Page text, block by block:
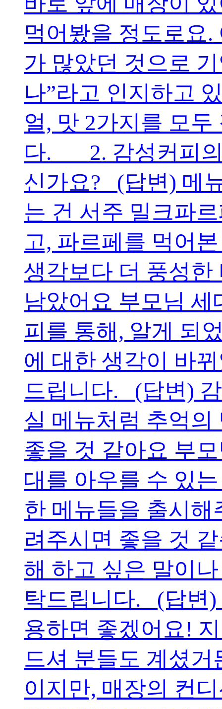
먹어봤을 정도로요
가 많았던 것으로
나”라고 인지하고
얼, 맛 2가지를 모
다. 2. 감성커피의
신가요? (답변) 메
는 건 서주 밀크파
고, 파르페를 먹어
생각보다 더 풍성
남았어요 부모님
피를 통해, 알게 되
에 대한 생각이 바
드립니다. (답변)
실 메뉴처럼 추억
좋을 것 같아요 부
대를 아우를 수 있
한 메뉴들을 출시
려주시면 좋을 것
해 하고 싶은 말이
탁드립니다. (답변)
용하면 좋겠어요!
드셔 분들도 계셨
이지만, 매장의 컨